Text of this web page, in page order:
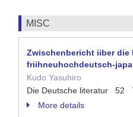
MISC
Zwischenbericht iiber die
friihneuhochdeutsch-
Kudo Yasuhiro
Die Deutsche literatur 52
More details